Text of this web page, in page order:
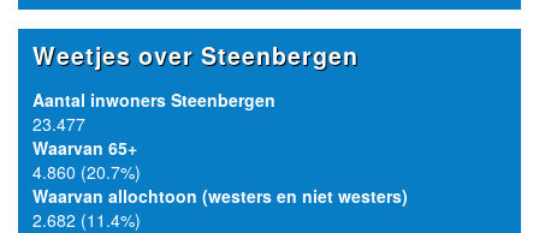
Weetjes over Steenbergen
Aantal inwoners Steenbergen
23.477
Waarvan 65+
4.860 (20.7%)
Waarvan allochtoon (westers en niet westers)
2.682 (11.4%)